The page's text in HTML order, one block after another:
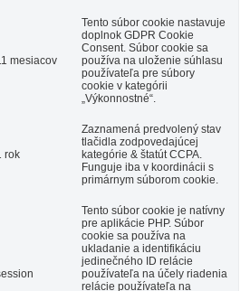
mesiacov
Tento súbor cookie nastavuje
doplnok GDPR Cookie
Consent. Súbor cookie sa
používa na uloženie súhlasu
používateľa pre súbory
cookie v kategórii
„Výkonnostné“.
rok
Zaznamená predvolený stav
tlačidla zodpovedajúcej
kategórie & štatút CCPA.
Funguje iba v koordinácii s
primárnym súborom cookie.
Tento súbor cookie je natívny
pre aplikácie PHP. Súbor
cookie sa používa na
ukladanie a identifikáciu
jedinečného ID relácie
používateľa na účely riadenia
relácie používateľa na